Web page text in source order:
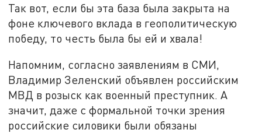
Так вот, если бы эта база была закрыта на
фоне ключевого вклада в геополитическую
победу, то честь была бы ей и хвала!
Напомним, согласно заявлениям в СМИ,
Владимир Зеленский объявлен российским
МВД в розыск как военный преступник. А
значит, даже с формальной точки зрения
российские силовики были обязаны